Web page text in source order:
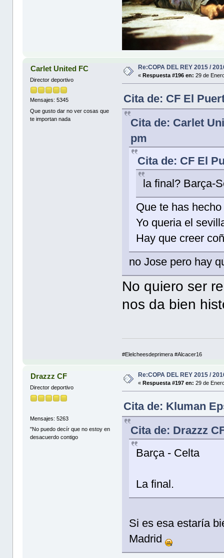
Carlet United FC
Director deportivo
Mensajes: 5345
Que gusto dar no ver cosas que
te importan nada
Re:COPA DEL REY 2015 /
«Respuesta #196 en: 29 de
Cita de: CF El
Cita de: Carlet
pm
Cita de: CF El
la final? Barça-
Que te has
Yo queria el
Hay que creer
no Jose pero hay
No quiero ser
nos da bien
#Elelcheesdeprimera #Alcacer16
Drazzz CF
Director deportivo
Mensajes: 5263
"No puedo decír que no estoy en
desacuerdo contigo
Re:COPA DEL REY 2015 /
« Respuesta #197 en: 29 de
Cita de: Kluman
Cita de: Drazzz
Barça - Celta
La final.
Si es esa estaría
Madrid